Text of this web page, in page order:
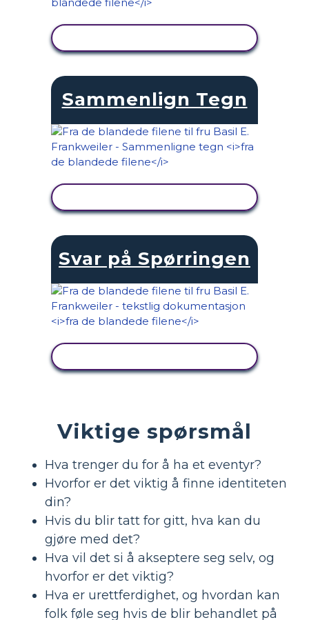
Sammenlign Tegn
Svar på Spørringen
Viktige spørsmål
Hva trenger du for å ha et eventyr?
Hvorfor er det viktig å finne identiteten
din?
Hvis du blir tatt for gitt, hva kan du
gjøre med det?
Hva vil det si å akseptere seg selv, og
hvorfor er det viktig?
Hva er urettferdighet, og hvordan kan
folk føle seg hvis de blir behandlet på